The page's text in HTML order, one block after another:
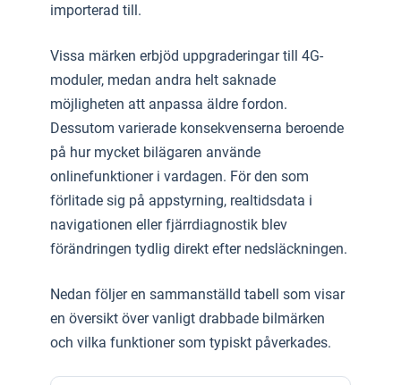
importerad till.
Vissa märken erbjöd uppgraderingar till 4G-
moduler, medan andra helt saknade
möjligheten att anpassa äldre fordon.
Dessutom varierade konsekvenserna beroende
på hur mycket bilägaren använde
onlinefunktioner i vardagen. För den som
förlitade sig på appstyrning, realtidsdata i
navigationen eller fjärrdiagnostik blev
förändringen tydlig direkt efter nedsläckningen.
Nedan följer en sammanställd tabell som visar
en översikt över vanligt drabbade bilmärken
och vilka funktioner som typiskt påverkades.